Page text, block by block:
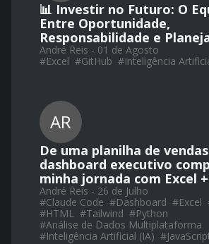
📊 Investir no Futuro: O
Entre Oportunidade,
Responsabilidade e
André Reis - 01 de Agosto
#Excel #GitHub #Inteligência
AR
De uma planilha de
dashboard executivo
minha jornada com Excel
André Reis - 26 de Julho
#Claude Code #Dashboard #Excel
#HTML #Tailwind #Python
#Análise de Dados Multiplataforma
#Inteligência Artificial (IA) #